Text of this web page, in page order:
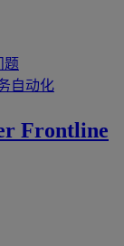
题
自动化
Frontline